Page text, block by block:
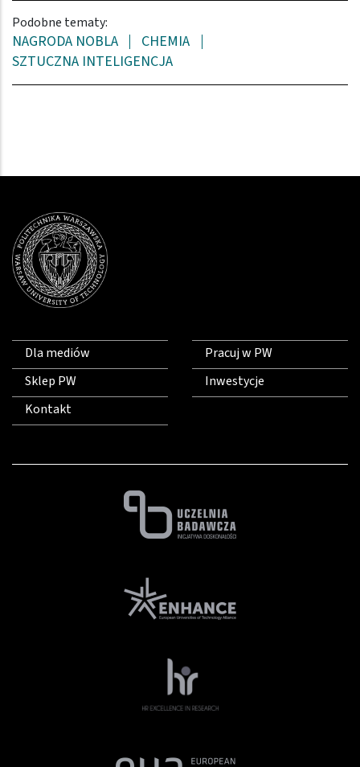
Podobne tematy:
NAGRODA NOBLA
CHEMIA
SZTUCZNA INTELIGENCJA
Dla mediów
Sklep PW
Kontakt
Pracuj w PW
Inwestycje